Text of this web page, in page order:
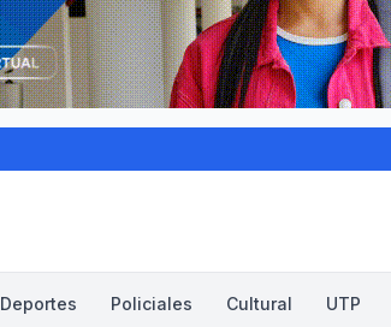
Deportes Policiales Cultural UTP